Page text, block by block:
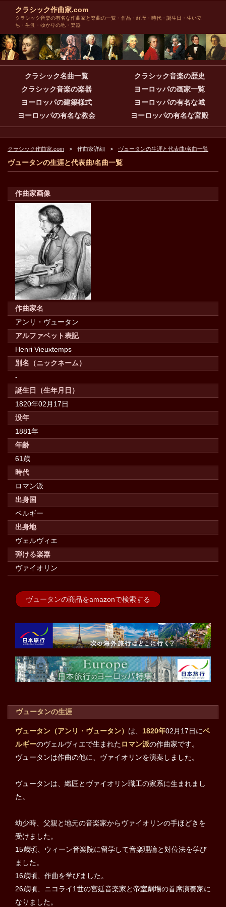
クラシック作曲家.com
クラシック音楽の有名な作曲家と楽曲の一覧・作品・経歴・時代・誕生日・生い立
ち・生涯・ゆかりの地・楽器
クラシック名曲一覧
クラシック音楽の歴史
クラシック音楽の楽器
ヨーロッパの画家一覧
ヨーロッパの建築様式
ヨーロッパの有名な城
ヨーロッパの有名な教会
ヨーロッパの有名な宮殿
クラシック作曲家.com 作曲家詳細 ヴュータンの生涯と代表曲/名曲一覧
ヴュータンの生涯と代表曲/名曲一覧
作曲家画像
作曲家名
アンリ・ヴュータン
アルファベット表記
Henri Vieuxtemps
別名（ニックネーム）
-
誕生日（生年月日）
1820年02月17日
没年
1881年
年齢
61歳
時代
ロマン派
出身国
ベルギー
出身地
ヴェルヴィエ
弾ける楽器
ヴァイオリン
ヴュータンの商品をamazonで検索する
ヴュータンの生涯
ヴュータン（アンリ・ヴュータン） は、 1820年02月17日にベ
ルギーのヴェルヴィエで生まれたロマン派の作曲家です。
ヴュータンは作曲の他に、ヴァイオリンを演奏しました。
ヴュータンは、織匠とヴァイオリン職工の家系に生まれまし
た。
幼少時、父親と地元の音楽家からヴァイオリンの手ほどきを
受けました。
15歳頃、ウィーン音楽院に留学して音楽理論と対位法を学び
ました。
16歳頃、作曲を学びました。
26歳頃、ニコライ1世の宮廷音楽家と帝室劇場の首席演奏家に
なりました。